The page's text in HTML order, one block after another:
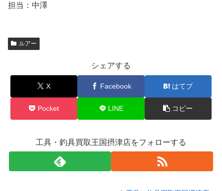
担当：中澤
ルアー
シェアする
X Facebook はてブ
Pocket LINE コピー
工具・釣具買取王国摂津店をフォローする